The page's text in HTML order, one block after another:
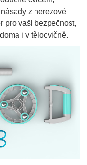
z nerezové
pro vaši bezpečnost,
i v tělocvičně.